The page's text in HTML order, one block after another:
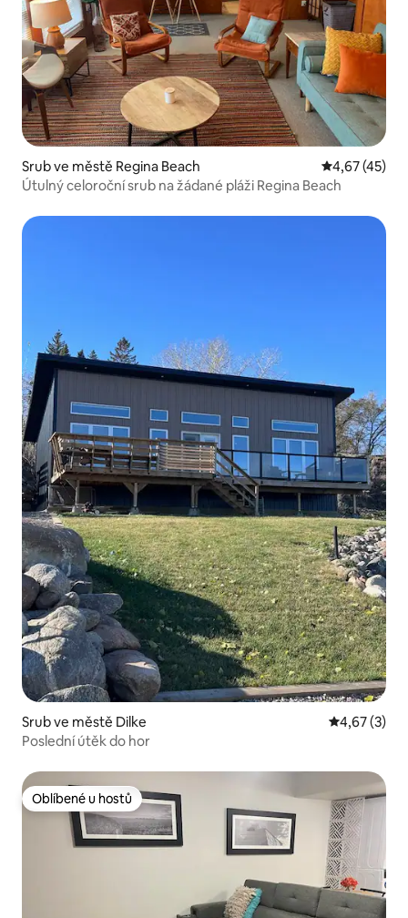
Srub ve městě Regina Beach Průměrné
4,67 (45)
Útulný celoroční srub na žádané pláži Regina Beach
Srub ve městě Dilke Průměrné
4,67 (3)
Poslední útěk do hor
Oblíbené u hostů
Oblíbené u hostů